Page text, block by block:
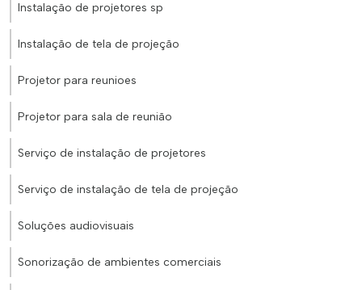
Instalação de projetores sp
Instalação de tela de projeção
Projetor para reunioes
Projetor para sala de reunião
Serviço de instalação de projetores
Serviço de instalação de tela de projeção
Soluções audiovisuais
Sonorização de ambientes comerciais